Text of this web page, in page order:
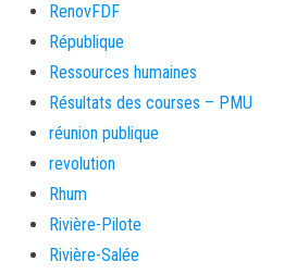
RenovFDF
République
Ressources humaines
Résultats des courses – PMU
réunion publique
revolution
Rhum
Rivière-Pilote
Rivière-Salée